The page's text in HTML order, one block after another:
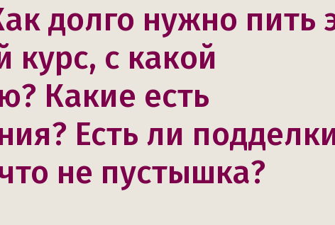
долго нужно пить
курс, с какой
Какие есть
Есть ли
не пустышка?